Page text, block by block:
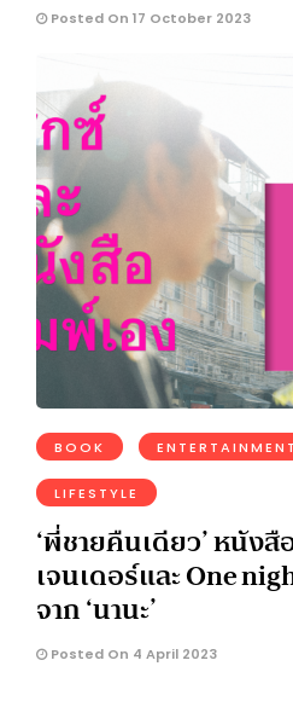
Posted On 17 October 2023
BOOK ENTERTAINMENT
LIFESTYLE
‘พี่ชายคืนเดียว’ หนัง
เจนเดอร์และ One
จาก ‘นานะ’
Posted On 4 April 2023